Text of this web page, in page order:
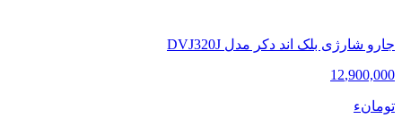
جارو شارژی بلک اند دکر مدل DVJ320J
12,900,000
تومانء